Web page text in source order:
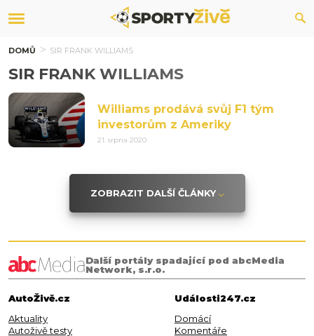
DOMŮ SIR FRANK WILLIAMS
SIR FRANK WILLIAMS
Williams prodává svůj F1 tým
investorům z Ameriky
21. srpna 2020
ZOBRAZIT DALŠÍ ČLÁNKY
Další portály spadající pod abcMedia
Network, s.r.o.
AutoŽivě.cz
Aktuality
Autoživě testy
Události247.cz
Domácí
Komentáře